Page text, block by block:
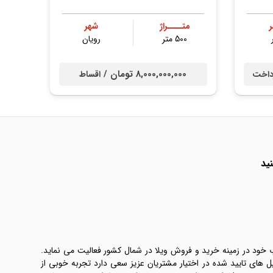
متــــراژ
500 متر
شهر
رویان
8,000,000,000 تومان / اقساط
خود در زمینه خرید و فروش ویلا در شمال کشور فعالیت می نماید.
های تایید شده در اختیار مشتریان عزیز سعی دارد تجربه خوبی از